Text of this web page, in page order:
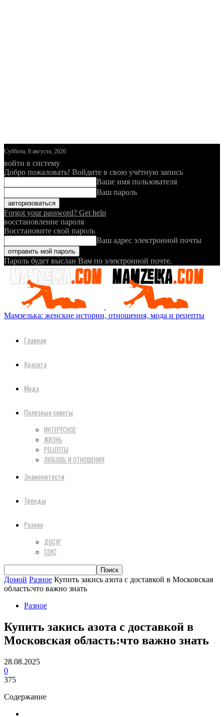
Суббота, 8 августа, 2026
войти в систему
Добро пожаловать! Войдите в свою учётную запись
Ваше имя пользователя
Ваш пароль
Forgot your password? Get help
восстановление пароля
Восстановите свой пароль
Ваш адрес электронной почты
Пароль будет выслан Вам по электронной почте.
Мамзелька: женские истории, отношения, мода и рецепты
Главная
Красота
Мода
Полезные советы
ИНТЕРЕСНОЕ
ЖИЗНЬ
РЕЦЕПТЫ
ЛЮБОВЬ И ОТНОШЕНИЯ
Знаменитости
Тренды
Разное
ДОСУГ
СЕКС
Домой Разное Купить закись азота с доставкой в Московская
область:что важно знать
Разное
Купить закись азота с доставкой в
Московская область:что важно знать
28.08.2025
0
375
Содержание